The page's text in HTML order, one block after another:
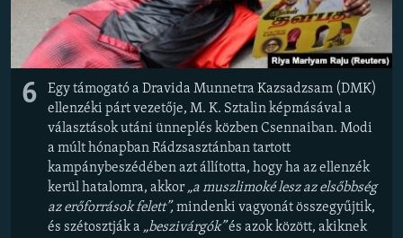
6
Egy támogató a Dravida Munnetra Kazsadzsam (DMK)
ellenzéki párt vezetője, M. K. Sztalin képmásával a
választások utáni ünneplés közben Csennaiban. Modi
a múlt hónapban Rádzsasztánban tartott
kampánybeszédében azt állította, hogy ha az ellenzék
kerül hatalomra, akkor„a muszlimoké lesz az elsőbbség
az erőforrások felett”, mindenki vagyonát összegyűjtik,
és szétosztják a „beszivárgók”és azok között, akiknek